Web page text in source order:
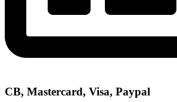
CB, Mastercard, Visa, Paypal